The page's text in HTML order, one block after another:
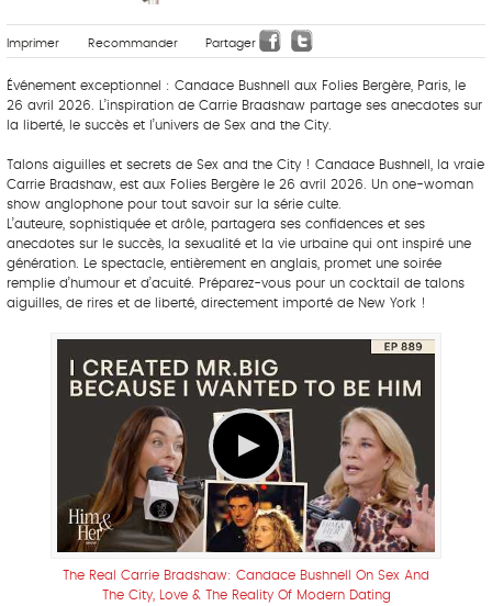
Imprimer Recommander Partager
Événement exceptionnel : Candace Bushnell aux Folies Bergère, Paris, le
26 avril 2026. L’inspiration de Carrie Bradshaw partage ses anecdotes sur
la liberté, le succès et l’univers de Sex and the City.
Talons aiguilles et secrets de Sex and the City ! Candace Bushnell, la vraie
Carrie Bradshaw, est aux Folies Bergère le 26 avril 2026. Un one-woman
show anglophone pour tout savoir sur la série culte.
L’auteure, sophistiquée et drôle, partagera ses confidences et ses
anecdotes sur le succès, la sexualité et la vie urbaine qui ont inspiré une
génération. Le spectacle, entièrement en anglais, promet une soirée
remplie d’humour et d’acuité. Préparez-vous pour un cocktail de talons
aiguilles, de rires et de liberté, directement importé de New York !
The Real Carrie Bradshaw: Candace Bushnell On Sex And
The City, Love & The Reality Of Modern Dating